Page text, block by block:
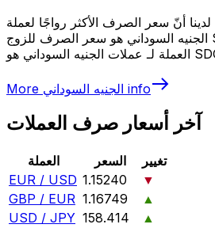
أنّ سعر الصرف الأكثر رواجًا لعملة
الجنيه السوداني هو سعر الصرف للزوج SDG إلى USD. رمز
More الجنيه السوداني info
آخر أسعار صرف العملات
العملة السعر
تغيير
EUR / USD 1.15240
▼
GBP / EUR 1.16749
▲
USD / JPY 158.414
▲